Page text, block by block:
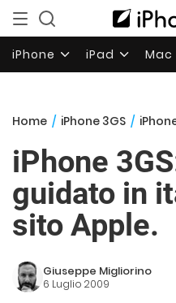
iPhone iPad Mac
Home / iPhone 3GS / iPhone
iPhone
guidato in
sito Apple.
Giuseppe Migliorino
6 Luglio 2009